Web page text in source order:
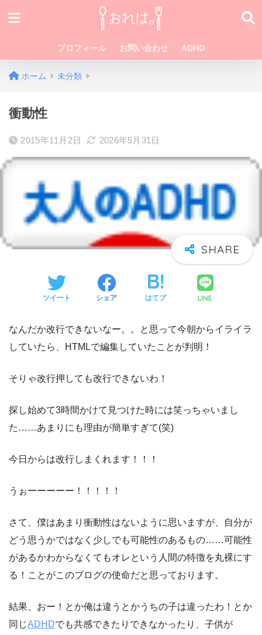
プロフィール お問い合わせ ADHD
ホーム 未分類
衝動性
2015年11月2日 2026年5月31日
ツイート シェア はてブ LINE
なんだか改行できないなー。。と思って今朝からイライラ
していたら、HTMLで編集していたことが判明！
そりゃ改行押しても改行できないわ！
探し始めて3時間かけて見つけた時には笑っちゃいまし
た……あまりにも理由が簡単すぎて(笑)
今日からは改行しまくれます！！！
うぉーーーーー！！！！！
さて、僕はあまり衝動性はないように思いますが、自分が
どう思うかではなく少しでも可能性のあるもの……可能性
があるかわからなくてもオレという人間の特徴を丸裸にす
る！ことがこのブログの使命だと思っております。
結果、おー！とか俺は違うとかうちの子は違ったわ！とか
同じADHDでも共感できたりできなかったり、子供が